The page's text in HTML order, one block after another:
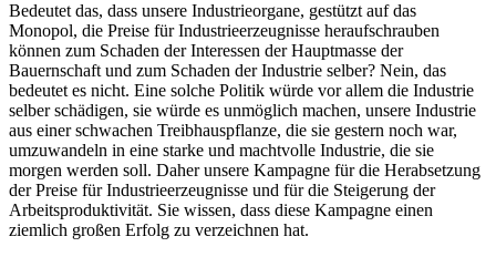
Bedeutet das, dass unsere Industrieorgane, gestützt auf das
Monopol, die Preise für Industrieerzeugnisse heraufschrauben
können zum Schaden der Interessen der Hauptmasse der
Bauernschaft und zum Schaden der Industrie selber? Nein, das
bedeutet es nicht. Eine solche Politik würde vor allem die Industrie
selber schädigen, sie würde es unmöglich machen, unsere Industrie
aus einer schwachen Treibhauspflanze, die sie gestern noch war,
umzuwandeln in eine starke und machtvolle Industrie, die sie
morgen werden soll. Daher unsere Kampagne für die Herabsetzung
der Preise für Industrieerzeugnisse und für die Steigerung der
Arbeitsproduktivität. Sie wissen, dass diese Kampagne einen
ziemlich großen Erfolg zu verzeichnen hat.